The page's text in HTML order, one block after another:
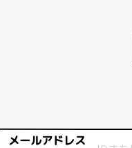
メールアドレス